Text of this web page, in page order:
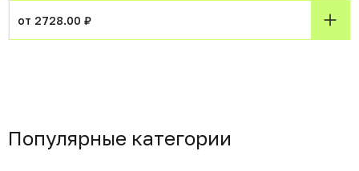
от 2728.00 ₽
Популярные категории